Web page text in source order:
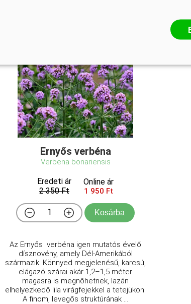
Ernyős verbéna
Verbena bonariensis
Eredeti ár
2 350 Ft
Online ár
1 950 Ft
Kosárba
Az Ernyős verbéna igen mutatós évelő
dísznövény, amely Dél-Amerikából
származik. Könnyed megjelenésű, karcsú,
elágazó szárai akár 1,2–1,5 méter
magasra is megnőhetnek, lazán
elhelyezkedő lila virágfejekkel a tetejükön.
A finom, levegős struktúrának ...